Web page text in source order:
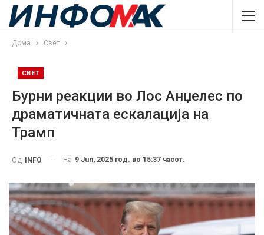
Дома Свет
СВЕТ
Бурни реакции во Лос Анџелес по
драматичната ескалација на
Трамп
Од INFO На 9 Jun, 2025 год. во 15:37 часот.